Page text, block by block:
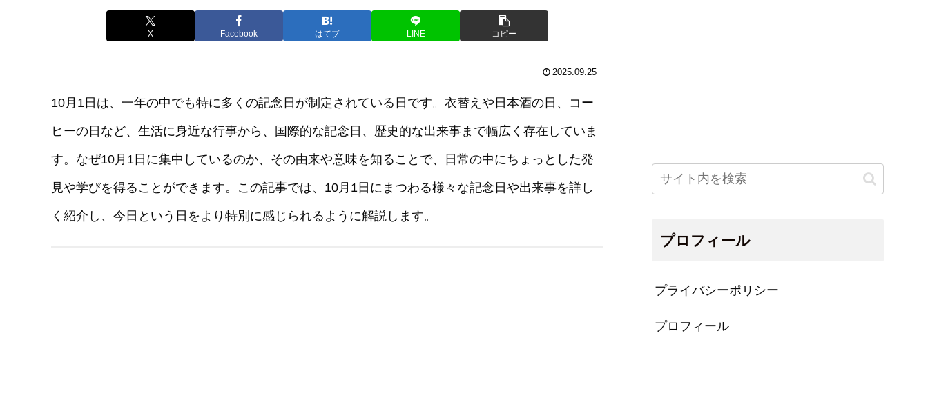
X Facebook はてブ LINE コピー
2025.09.25
10月1日は、一年の中でも特に多くの記念日が制定されている日です。衣替えや日本酒の日、コー
ヒーの日など、生活に身近な行事から、国際的な記念日、歴史的な出来事まで幅広く存在していま
す。なぜ10月1日に集中しているのか、その由来や意味を知ることで、日常の中にちょっとした発
見や学びを得ることができます。この記事では、10月1日にまつわる様々な記念日や出来事を詳し
く紹介し、今日という日をより特別に感じられるように解説します。
プロフィール
プライバシーポリシー
プロフィール